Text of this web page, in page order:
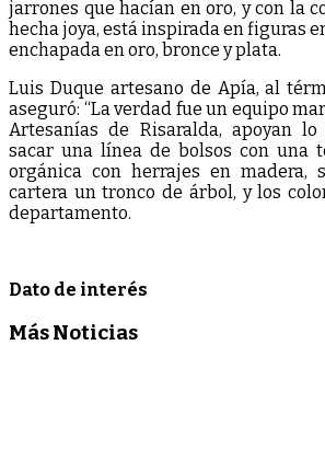
jarrones que hacían en oro, y con la
hecha joya, está inspirada en figuras
enchapada en oro, bronce y plata.
Luis Duque artesano de Apía, al
aseguró: “La verdad fue un equipo
Artesanías de Risaralda, apoyan
sacar una línea de bolsos con una
orgánica con herrajes en madera,
cartera un tronco de árbol, y los
departamento.
Dato de interés
Más Noticias